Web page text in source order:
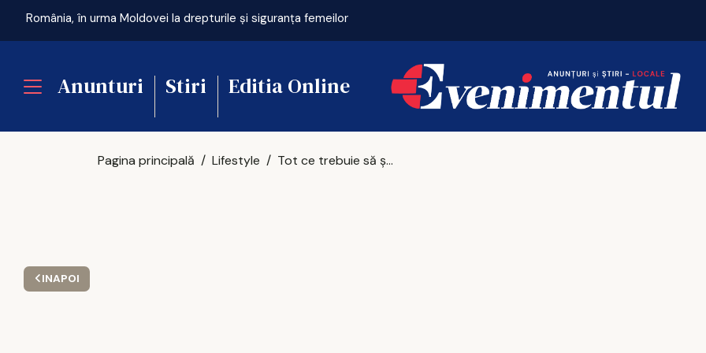
România, în urma Moldovei la drepturile și siguranța femeilor
Anunturi Stiri Editia Online
INAPOI
Pagina principală Lifestyle Tot ce trebuie să știi despre suplimentele pentru slăbit